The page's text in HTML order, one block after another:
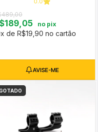
no pix
de R$19,90 no cartão